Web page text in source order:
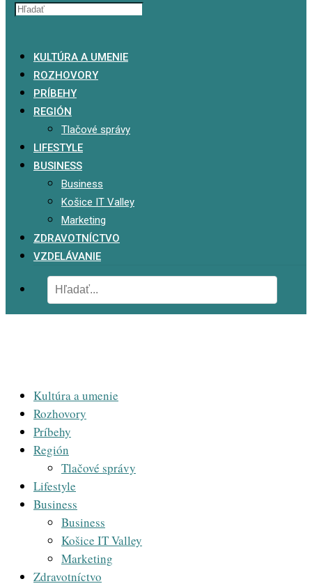
KULTÚRA A UMENIE
ROZHOVORY
PRÍBEHY
REGIÓN
Tlačové správy
LIFESTYLE
BUSINESS
Business
Košice IT Valley
Marketing
ZDRAVOTNÍCTVO
VZDELÁVANIE
Kultúra a umenie
Rozhovory
Príbehy
Región
Tlačové správy
Lifestyle
Business
Business
Košice IT Valley
Marketing
Zdravotníctvo